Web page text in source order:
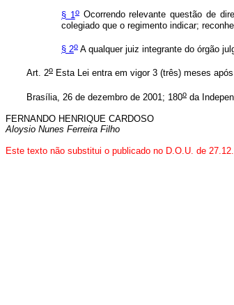
§ 1oOcorrendo relevante questão de
colegiado que o regimento indicar;
§ 2o A qualquer juiz integrante do órgão
Art. 2o Esta Lei entra em vigor 3 (três) meses
Brasília, 26 de dezembro de 2001; 180o da
FERNANDO HENRIQUE CARDOSO
Aloysio Nunes Ferreira Filho
Este texto não substitui o publicado no D.O.U. de